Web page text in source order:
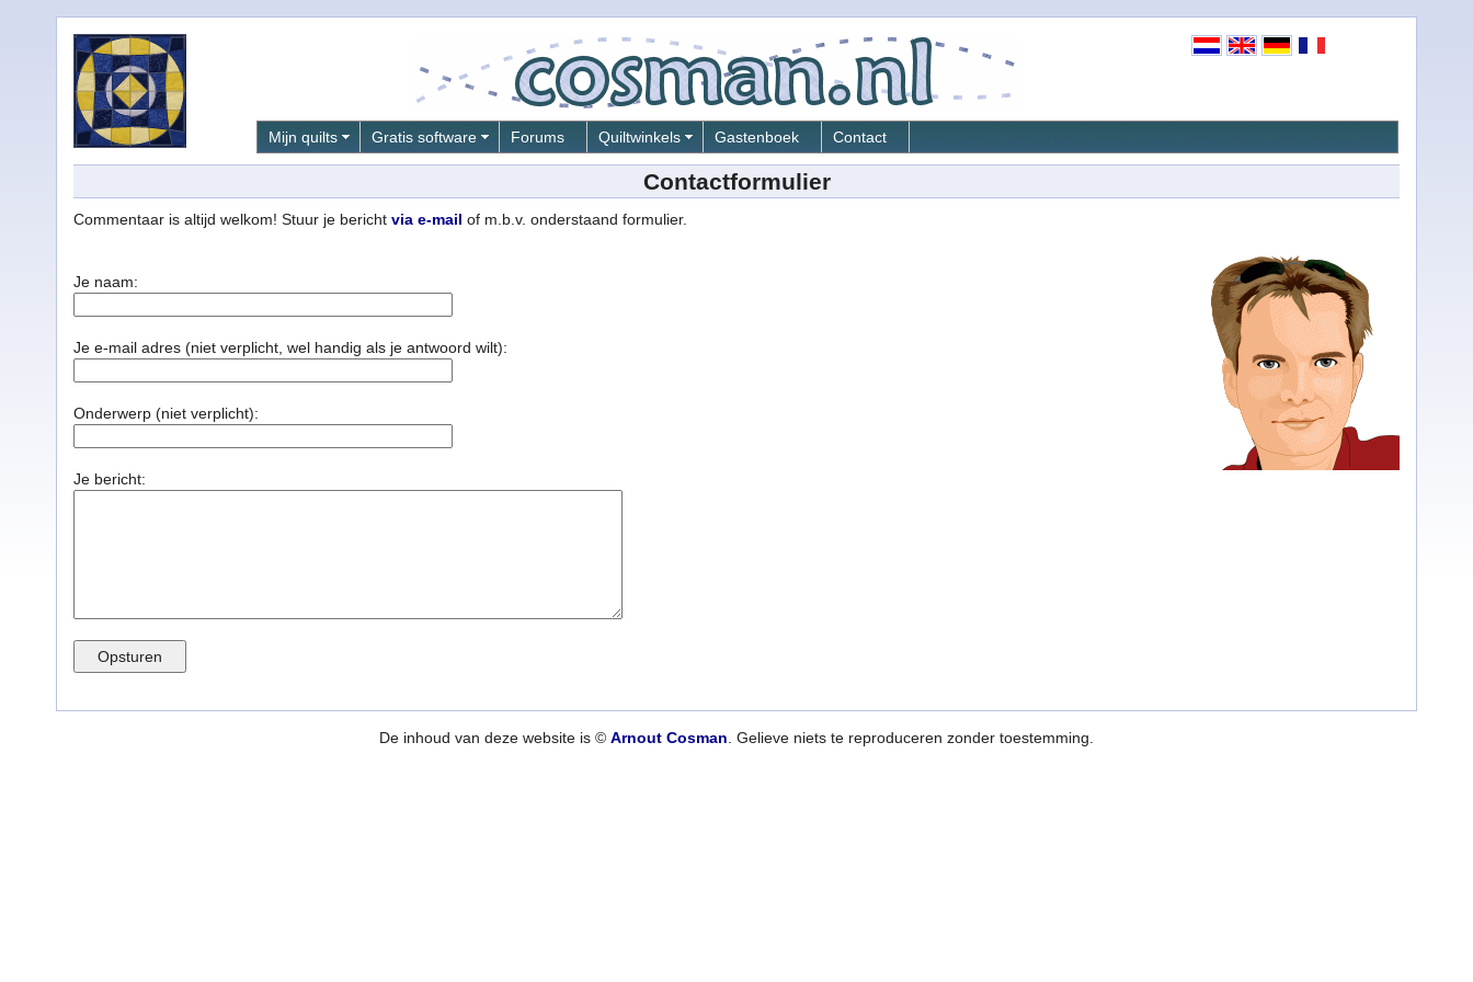
Mijn quilts Gratis software Forums Quiltwinkels Gastenboek Contact
Contactformulier
Commentaar is altijd welkom! Stuur je bericht via e-mail of m.b.v. onderstaand formulier.
Je naam:
Je e-mail adres (niet verplicht, wel handig als je antwoord wilt):
Onderwerp (niet verplicht):
Je bericht:
De inhoud van deze website is © Arnout Cosman . Gelieve niets te reproduceren zonder toestemming.